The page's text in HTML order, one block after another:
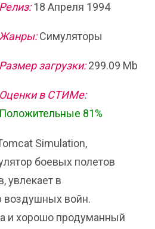
Релиз:18 Апреля 1994
Жанры:Симуляторы
Размер загрузки:299.09 Mb
Оценки в СТИМе:
Положительные 81%
Simulation,
боевых полетов
увлекает в
войн.
и хорошо продуманный